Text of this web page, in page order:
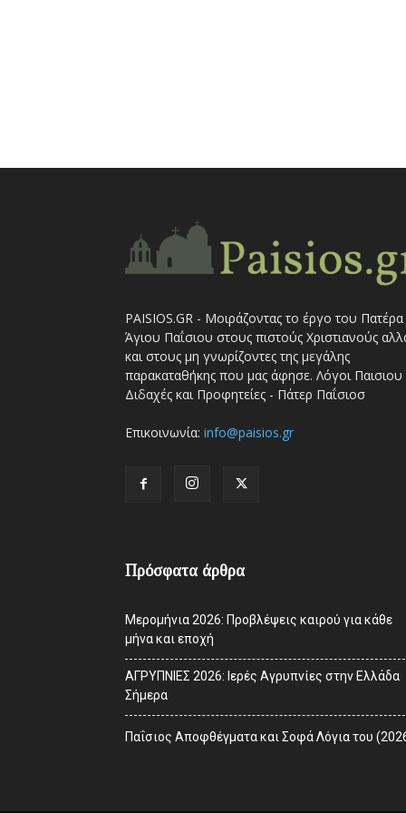
PAISIOS.GR - Μοιράζοντας το έργο του Πατέρα
Άγιου Παΐσιου στους πιστούς Χριστιανούς
και στους μη γνωρίζοντες της μεγάλης
παρακαταθήκης που μας άφησε. Λόγοι Παισιου
Διδαχές και Προφητείες - Πάτερ Παΐσιοσ
Επικοινωνία: info@paisios.gr
Πρόσφατα άρθρα
Μερομήνια 2026: Προβλέψεις καιρού για κάθε
μήνα και εποχή
ΑΓΡΥΠΝΙΕΣ 2026: Ιερές Αγρυπνίες στην Ελλάδα
Σήμερα
Παΐσιος Αποφθέγματα και Σοφά Λόγια του